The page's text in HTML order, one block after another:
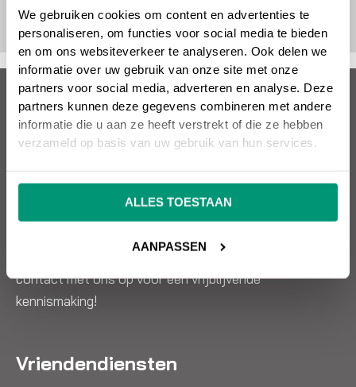
We gebruiken cookies om content en advertenties te
personaliseren, om functies voor social media te bieden
en om ons websiteverkeer te analyseren. Ook delen we
informatie over uw gebruik van onze site met onze
partners voor social media, adverteren en analyse. Deze
partners kunnen deze gegevens combineren met andere
informatie die u aan ze heeft verstrekt of die ze hebben
verzameld op basis van uw gebruik van hun services.
ALLES TOESTAAN
AANPASSEN
Over SEO vrienden
Wil jij een succesvolle website die omzet oplevert?
effectief. SEO, Google Ads, design, websitebouw en
meer. Alles onder één dak.
Wil je weten wat wij voor jou kunnen betekenen? Neem
contact met ons op voor een vrijblijvende
kennismaking!
Vriendendiensten